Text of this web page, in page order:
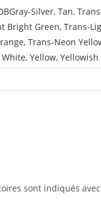
Silver, Tan,
Bright Green, Trans-
, Trans-Neon
White, Yellow, Yellowish
sont indiqués avec